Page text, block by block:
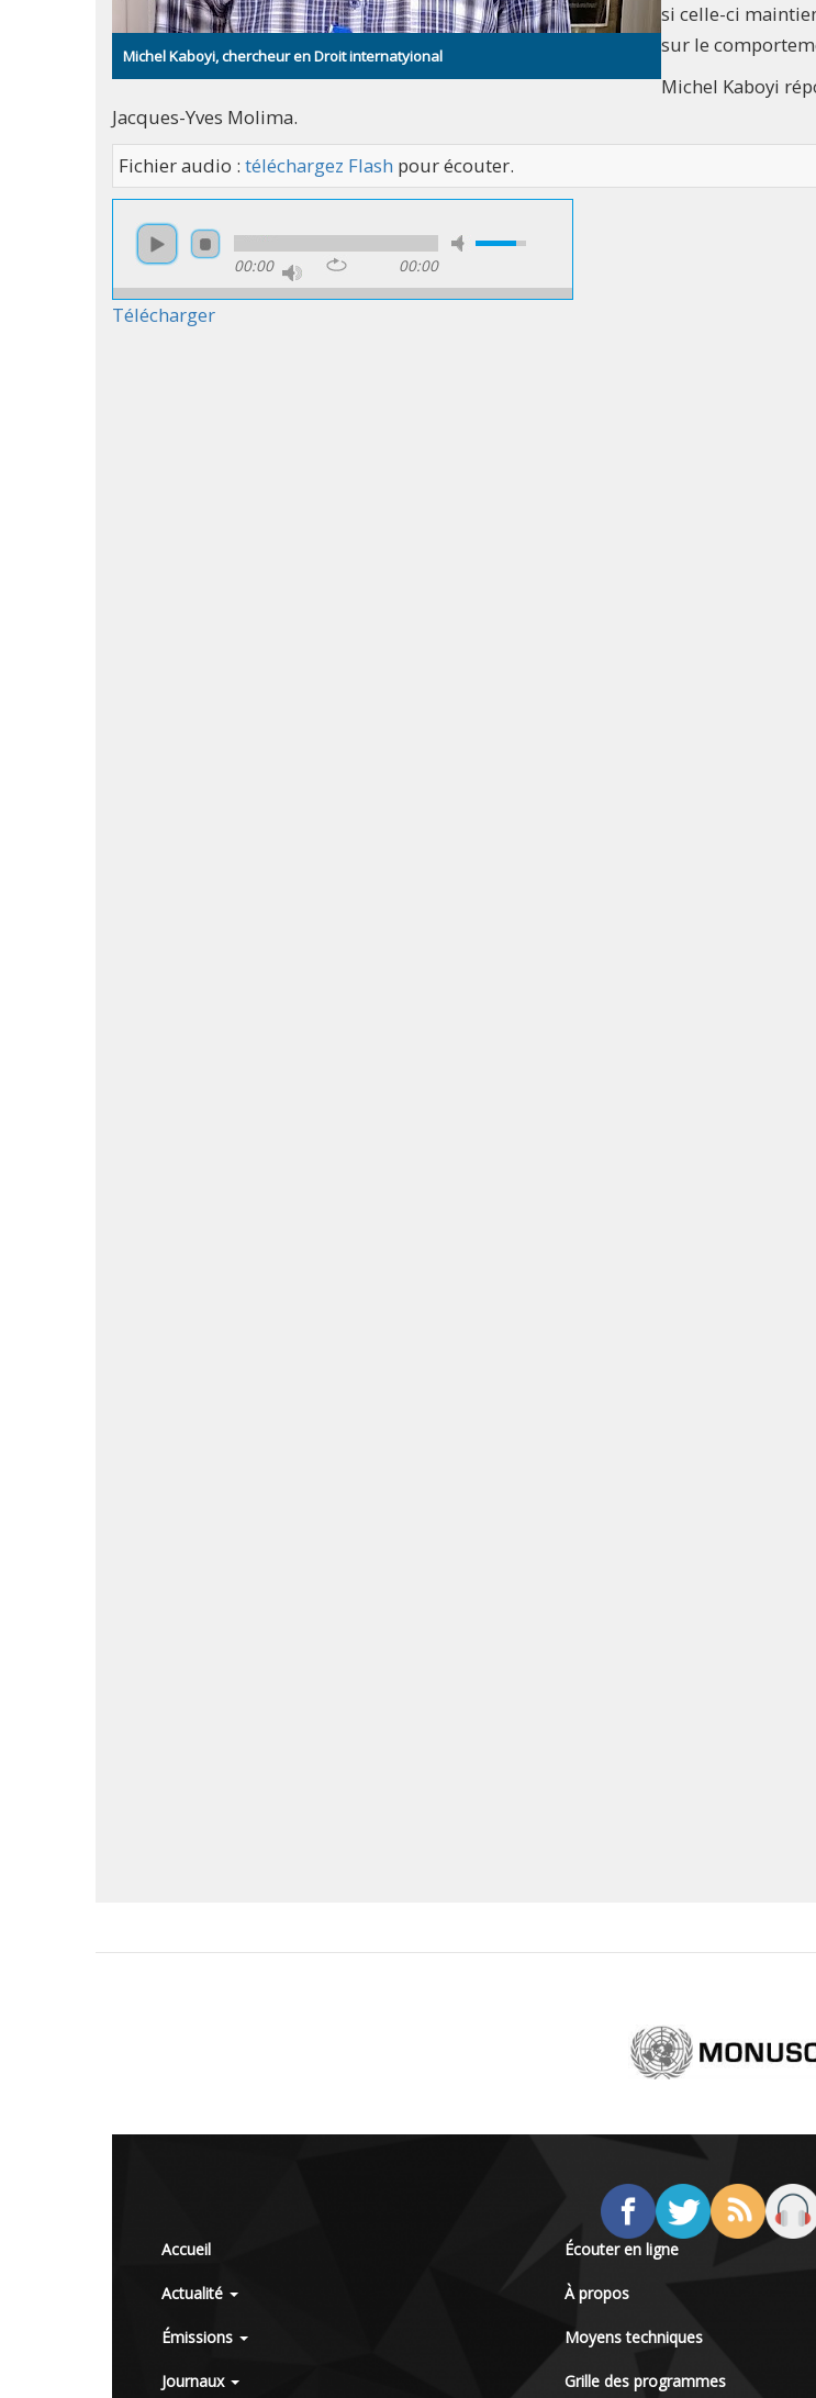
Michel Kaboyi, chercheur en Droit internatyional
si celle-ci
sur le
Michel Kaboyi
Jacques-Yves Molima.
Fichier audio : téléchargez Flash pour écouter.
00:00 00:00
Télécharger
Accueil
Actualité
Émissions
Journaux
Écouter en ligne
À propos
Moyens techniques
Grille des programmes